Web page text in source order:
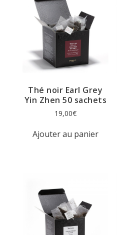
Thé noir Earl Grey
Yin Zhen 50 sachets
19,00€
Ajouter au panier